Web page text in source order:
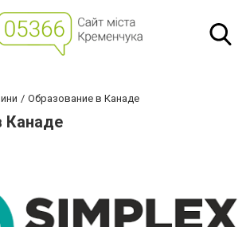
Образование в Канаде
Канаде